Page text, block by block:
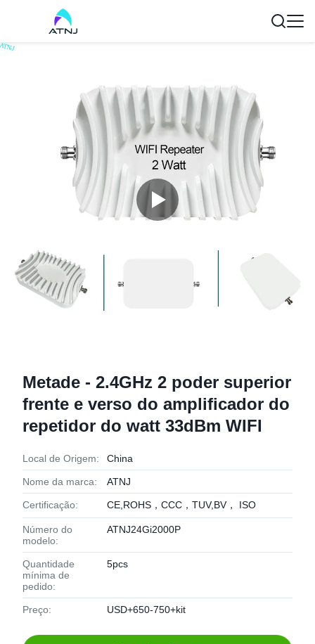
Metade - 2.4GHz 2 poder superior
frente e verso do amplificador do
repetidor do watt 33dBm WIFI
Local de Origem: China
Nome da marca: ATNJ
Certificação: CE,ROHS，CCC，TUV,BV， ISO
Número do
modelo:
ATNJ24Gi2000P
Quantidade
mínima de
pedido:
5pcs
Preço: USD+650-750+kit